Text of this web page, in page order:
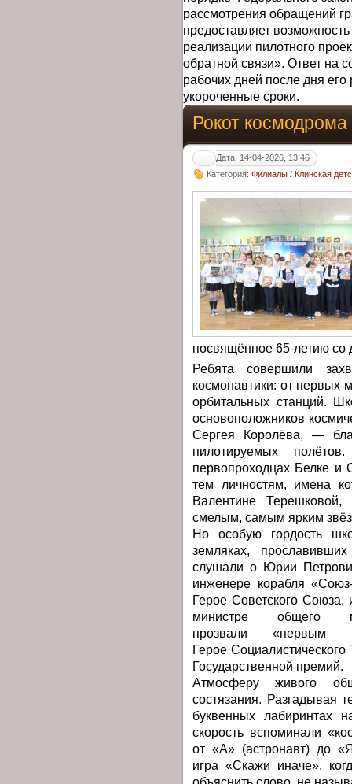
рассмотрения обращений
предоставляет
реализации пилотного
обратной связи». Ответ на
рабочих дней после дня
укороченные сроки.
Рокот космодрома
Дата: 14-04-2026, 13:46
Категория: Филиалы / Клинская
посвящённое 65-летию со
Ребята совершили
космонавтики: от первых
орбитальных станций.
основоположников
Сергея Королёва, —
пилотируемых
первопроходцах Белке и
тем личностям, имена
Валентине
смелым, самым ярким
Но особую гордость
земляках,
слушали о Юрии
инженере корабля
Герое Советского
министре общего
прозвали «первым
Герое
Государственной премий.
Атмосферу живого
состязания. Разгадывая
буквенных лабиринтах
скорость вспоминали
от «А» (астронавт) до
игра «Скажи иначе»,